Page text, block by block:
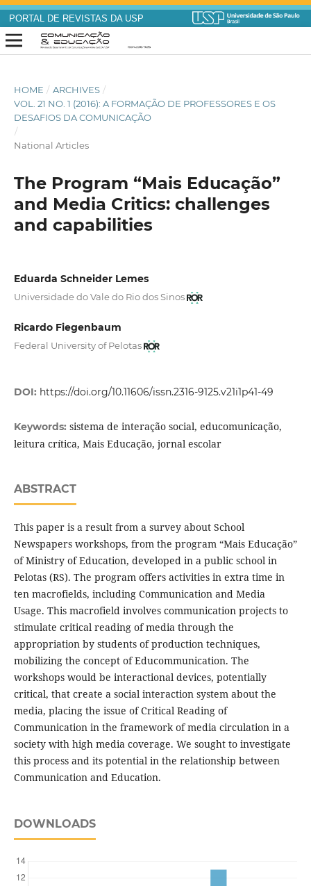
PORTAL DE REVISTAS DA USP
HOME / ARCHIVES /
VOL. 21 NO. 1 (2016): A FORMAÇÃO DE PROFESSORES E OS
DESAFIOS DA COMUNICAÇÃO
/
National Articles
The Program “Mais Educação”
and Media Critics: challenges
and capabilities
Eduarda Schneider Lemes
Universidade do Vale do Rio dos Sinos
Ricardo Fiegenbaum
Federal University of Pelotas
DOI: https://doi.org/10.11606/issn.2316-9125.v21i1p41-49
Keywords: sistema de interação social, educomunicação,
leitura crítica, Mais Educação, jornal escolar
ABSTRACT
This paper is a result from a survey about School
Newspapers workshops, from the program “Mais Educação”
of Ministry of Education, developed in a public school in
Pelotas (RS). The program offers activities in extra time in
ten macrofields, including Communication and Media
Usage. This macrofield involves communication projects to
stimulate critical reading of media through the
appropriation by students of production techniques,
mobilizing the concept of Educommunication. The
workshops would be interactional devices, potentially
critical, that create a social interaction system about the
media, placing the issue of Critical Reading of
Communication in the framework of media circulation in a
society with high media coverage. We sought to investigate
this process and its potential in the relationship between
Communication and Education.
DOWNLOADS